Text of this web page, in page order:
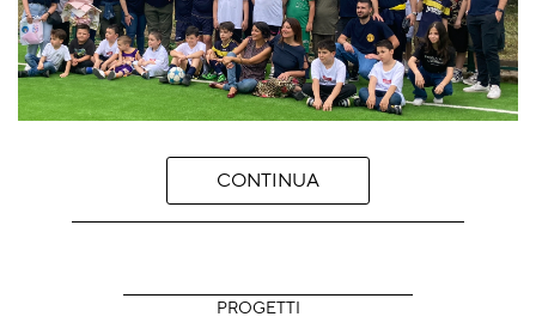
CONTINUA
PROGETTI